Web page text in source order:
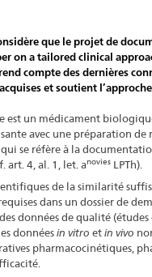
que le projet de
on a tailored clinical
compte des dernières
et soutient
est un médicament
avec une préparation de
se réfère à la
art. 4, al. 1, let. anovies LPTh).
de la similarité
dans un dossier de
données de qualité
donnéesin vitro etin vivo
pharmacocinétiques,